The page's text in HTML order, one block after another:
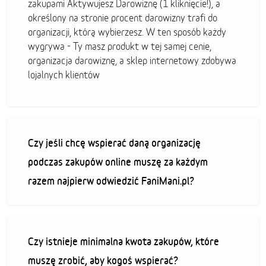
zakupami Aktywujesz Darowiznę (1 kliknięcie!), a
określony na stronie procent darowizny trafi do
organizacji, którą wybierzesz. W ten sposób każdy
wygrywa - Ty masz produkt w tej samej cenie,
organizacja darowiznę, a sklep internetowy zdobywa
lojalnych klientów
Czy jeśli chcę wspierać daną organizację
podczas zakupów online muszę za każdym
razem najpierw odwiedzić FaniMani.pl?
Czy istnieje minimalna kwota zakupów, które
muszę zrobić, aby kogoś wspierać?